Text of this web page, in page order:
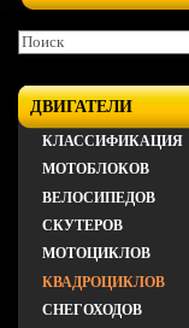
ДВИГАТЕЛИ
КЛАССИФИКАЦИЯ
МОТОБЛОКОВ
ВЕЛОСИПЕДОВ
СКУТЕРОВ
МОТОЦИКЛОВ
КВАДРОЦИКЛОВ
СНЕГОХОДОВ